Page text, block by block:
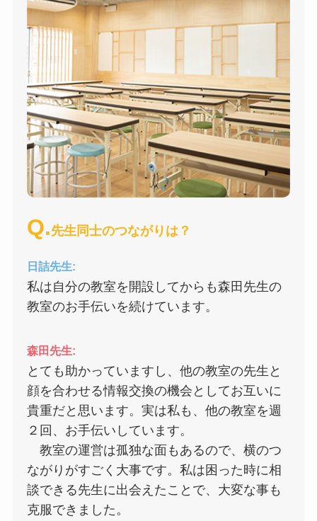
Q.先生同士のつながりは？
日詰先生:
私は自分の教室を開設してからも森田先生の
教室のお手伝いを続けています。
森田先生:
とても助かっていますし、他の教室の先生と
顔を合わせる情報交換の機会としてお互いに
貴重だと思います。実は私も、他の教室を週
２回、お手伝いしています。
教室の運営は孤独な面もあるので、横のつ
ながりがすごく大事です。私は困った時に相
談できる先生に出会えたことで、大変な事も
克服できました。